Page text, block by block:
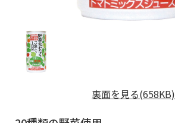
裏面を見る(658KB)